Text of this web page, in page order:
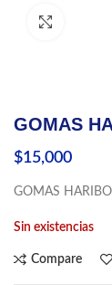
GOMAS
$15,000
GOMAS
Sin existencias
Compare